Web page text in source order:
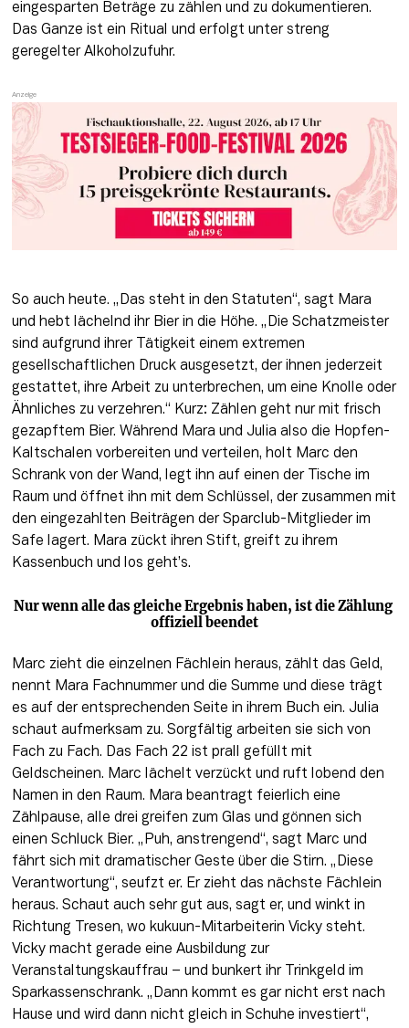
eingesparten Beträge zu zählen und zu dokumentieren.
Das Ganze ist ein Ritual und erfolgt unter streng
geregelter Alkoholzufuhr.
So auch heute. „Das steht in den Statuten“, sagt Mara
und hebt lächelnd ihr Bier in die Höhe. „Die Schatzmeister
sind aufgrund ihrer Tätigkeit einem extremen
gesellschaftlichen Druck ausgesetzt, der ihnen jederzeit
gestattet, ihre Arbeit zu unterbrechen, um eine Knolle oder
Ähnliches zu verzehren.“ Kurz: Zählen geht nur mit frisch
gezapftem Bier. Während Mara und Julia also die Hopfen-
Kaltschalen vorbereiten und verteilen, holt Marc den
Schrank von der Wand, legt ihn auf einen der Tische im
Raum und öffnet ihn mit dem Schlüssel, der zusammen mit
den eingezahlten Beiträgen der Sparclub-Mitglieder im
Safe lagert. Mara zückt ihren Stift, greift zu ihrem
Kassenbuch und los geht’s.
Nur wenn alle das gleiche Ergebnis haben, ist die Zählung
offiziell beendet
Marc zieht die einzelnen Fächlein heraus, zählt das Geld,
nennt Mara Fachnummer und die Summe und diese trägt
es auf der entsprechenden Seite in ihrem Buch ein. Julia
schaut aufmerksam zu. Sorgfältig arbeiten sie sich von
Fach zu Fach. Das Fach 22 ist prall gefüllt mit
Geldscheinen. Marc lächelt verzückt und ruft lobend den
Namen in den Raum. Mara beantragt feierlich eine
Zählpause, alle drei greifen zum Glas und gönnen sich
einen Schluck Bier. „Puh, anstrengend“, sagt Marc und
fährt sich mit dramatischer Geste über die Stirn. „Diese
Verantwortung“, seufzt er. Er zieht das nächste Fächlein
heraus. Schaut auch sehr gut aus, sagt er, und winkt in
Richtung Tresen, wo kukuun-Mitarbeiterin Vicky steht.
Vicky macht gerade eine Ausbildung zur
Veranstaltungskauffrau – und bunkert ihr Trinkgeld im
Sparkassenschrank. „Dann kommt es gar nicht erst nach
Hause und wird dann nicht gleich in Schuhe investiert“,